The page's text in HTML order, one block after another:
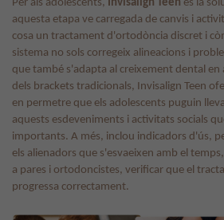
Per als adolescents, Invisalign Teen és la
aquesta etapa ve carregada de canvis i
cosa un tractament d'ortodòncia discret i
sistema no sols corregeix alineacions i
que també s'adapta al creixement dental en
dels brackets tradicionals, Invisalign Teen
en permetre que els adolescents puguin
aquests esdeveniments i activitats socials
importants. A més, inclou indicadors d'ús,
els alienadors que s'esvaeixen amb el
a pares i ortodoncistes, verificar que el
progressa correctament.